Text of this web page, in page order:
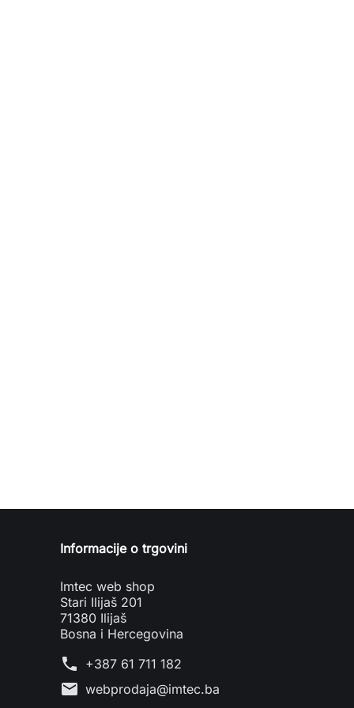
Informacije o trgovini
Imtec web shop
Stari Ilijaš 201
71380 Ilijaš
Bosna i Hercegovina
phone +387 61 711 182
mail webprodaja@imtec.ba